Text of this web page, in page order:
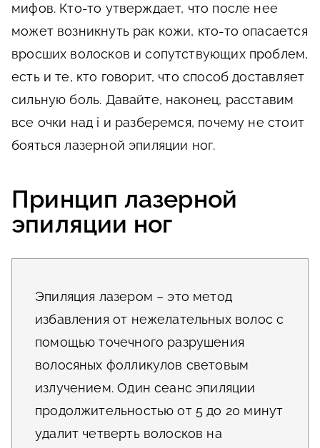
мифов. Кто-то утверждает, что после нее
может возникнуть рак кожи, кто-то опасается
вросших волосков и сопутствующих проблем,
есть и те, кто говорит, что способ доставляет
сильную боль. Давайте, наконец, расставим
все очки над i и разберемся, почему не стоит
бояться лазерной эпиляции ног.
Принцип лазерной
эпиляции ног
Эпиляция лазером – это метод
избавления от нежелательных волос с
помощью точечного разрушения
волосяных фолликулов световым
излучением. Один сеанс эпиляции
продолжительностью от 5 до 20 минут
удалит четверть волосков на
Результаты прошлых розыгрышейсмотриздесь